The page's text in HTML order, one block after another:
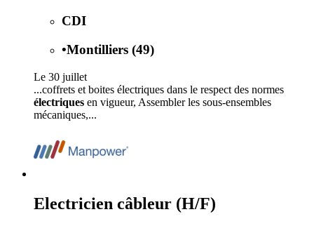
CDI
•Montilliers (49)
Le 30 juillet
...coffrets et boites électriques dans le respect des normes
électriques en vigueur, Assembler les sous-ensembles
mécaniques,...
Electricien câbleur (H/F)